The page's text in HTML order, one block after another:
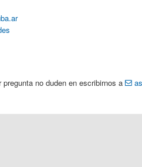
no duden en escribirnos a